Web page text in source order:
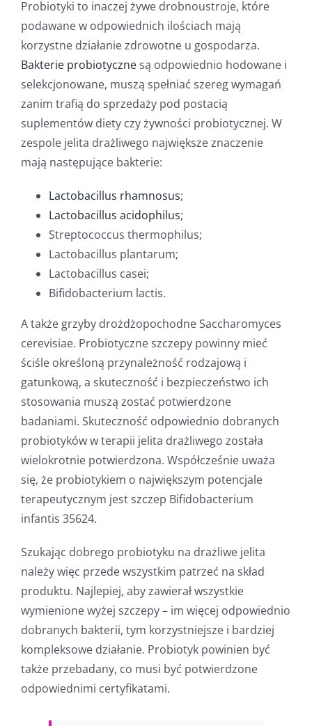
Probiotyki to inaczej żywe drobnoustroje, które
podawane w odpowiednich ilościach mają
korzystne działanie zdrowotne u gospodarza.
Bakterie probiotycznesą odpowiednio hodowane i
selekcjonowane, muszą spełniać szereg wymagań
zanim trafią do sprzedaży pod postacią
suplementów diety czy żywności probiotycznej. W
zespole jelita drażliwego największe znaczenie
mają następujące bakterie:
Lactobacillus rhamnosus;
Lactobacillus acidophilus;
Streptococcus thermophilus;
Lactobacillus plantarum;
Lactobacillus casei;
Bifidobacterium lactis.
A także grzyby drożdżopochodne Saccharomyces
cerevisiae. Probiotyczne szczepy powinny mieć
ściśle określoną przynależność rodzajową i
gatunkową, a skuteczność i bezpieczeństwo ich
stosowania muszą zostać potwierdzone
badaniami. Skuteczność odpowiednio dobranych
probiotyków w terapii jelita drażliwego została
wielokrotnie potwierdzona. Współcześnie uważa
się, że probiotykiem o największym potencjale
terapeutycznym jest szczep Bifidobacterium
infantis 35624.
Szukając dobrego probiotyku na drażliwe jelita
należy więc przede wszystkim patrzeć na skład
produktu. Najlepiej, aby zawierał wszystkie
wymienione wyżej szczepy – im więcej odpowiednio
dobranych bakterii, tym korzystniejsze i bardziej
kompleksowe działanie. Probiotyk powinien być
także przebadany, co musi być potwierdzone
odpowiednimi certyfikatami.